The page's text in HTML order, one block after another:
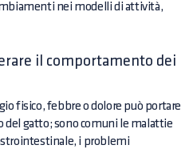
nei modelli di attività,
il comportamento dei
fisico, febbre o dolore può portare
gatto; sono comuni le malattie
i problemi